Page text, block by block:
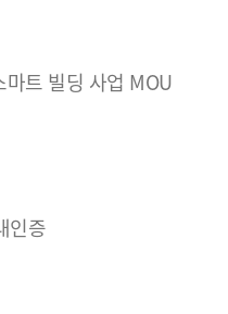
트 빌딩 사업 MOU
인증